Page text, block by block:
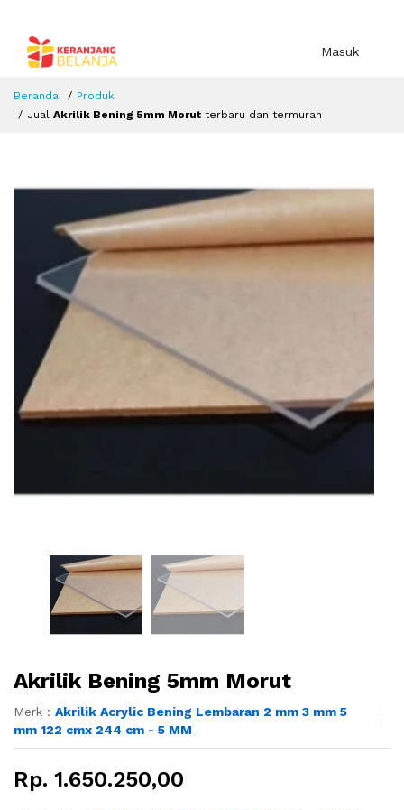
Masuk
Beranda
Produk
Jual Akrilik Bening 5mm Morut terbaru dan termurah
Akrilik Bening 5mm Morut
Merk : Akrilik Acrylic Bening Lembaran 2 mm 3 mm 5
mm 122 cmx 244 cm - 5 MM
Rp. 1.650.250,00